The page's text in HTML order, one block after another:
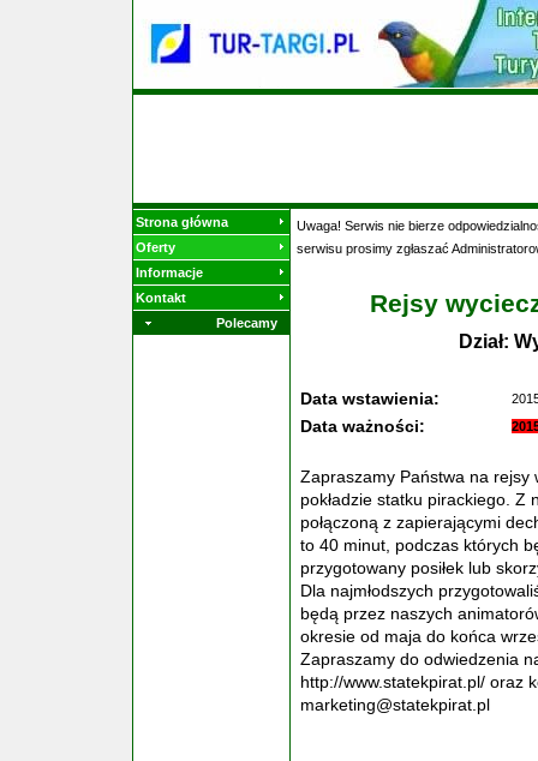
Strona główna
Oferty
Informacje
Kontakt
Polecamy
Uwaga! Serwis nie bierze
serwisu prosimy zgłaszać
Rejsy
Dział:
Data wstawienia:
Data ważności:
Zapraszamy Państwa na rejsy
pokładzie statku pirackiego. Z
połączoną z zapierającymi
to 40 minut, podczas których
przygotowany posiłek lub
Dla najmłodszych
będą przez naszych
okresie od maja do końca
Zapraszamy do odwiedzenia
http://www.statekpirat.pl/ oraz
marketing@statekpirat.pl